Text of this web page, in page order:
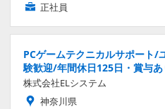
正社員
PCゲームテクニカルサポート/
験歓迎/年間休日125日・賞与あ
株式会社ELシステム
神奈川県